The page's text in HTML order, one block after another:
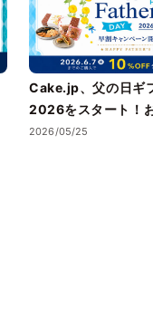
Cake.jp、父の日ギ
2026をスタート！
党・健康志向まで、
2026/05/25